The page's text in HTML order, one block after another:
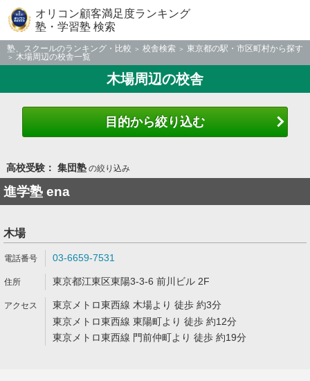
オリコン顧客満足度ランキング
塾・学習塾 検索
塾、スクールのランキング・比較 校舎検索
東京都の駅・市区町村から探す
木場周辺の校舎一覧
木場周辺の校舎
目的から絞り込む
高校受験： 集団塾の絞り込み
進学塾 ena
木場
03-6659-7531
東京都江東区東陽3-3-6 前川ビル 2F
東京メトロ東西線 木場より 徒歩 約3分
東京メトロ東西線 東陽町より 徒歩 約12分
東京メトロ東西線 門前仲町より 徒歩 約19分